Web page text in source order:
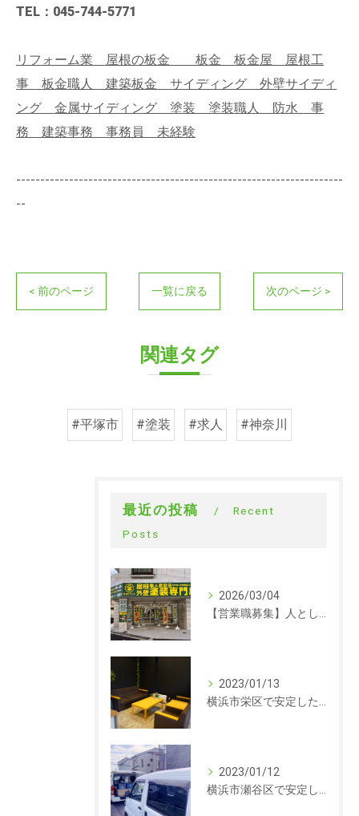
TEL：045-744-5771
リフォーム業 屋根の板金 板金 板金屋 屋根工
事 板金職人 建築板金 サイディング 外壁サイディ
ング 金属サイディング 塗装 塗装職人 防水 事
務 建築事務 事務員 未経験
--------------------------------------------------------------------
--
< 前のページ 一覧に戻る 次のページ >
関連タグ
#平塚市 #塗装 #求人 #神奈川
最近の投稿
Recent
Posts
2026/03/04
2023/01/13
2023/01/12